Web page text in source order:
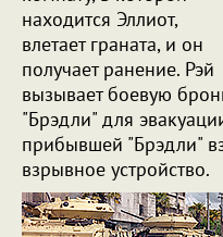
находится Эллиот,
влетает граната, и он
получает ранение. Рэй
вызывает боевую
"Брэдли" для
прибывшей "Брэдли"
взрывное устройство.